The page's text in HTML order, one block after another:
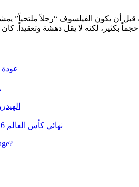
عودة
نهائي كأس العالم 2026: الأرجنتين وإسبانيا في مواجهة تاريخية.. وفرنسا وإنجلترا على ميدالية العار